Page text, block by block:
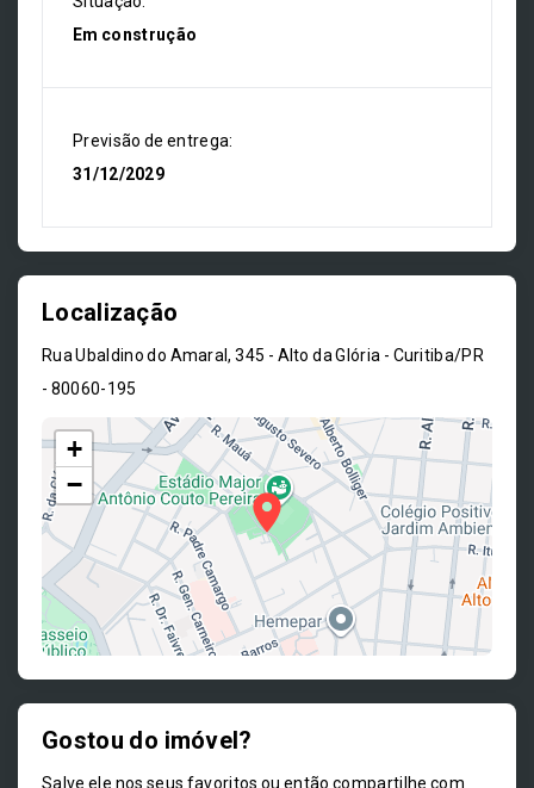
Em construção
Previsão de entrega:
31/12/2029
Localização
Rua Ubaldino do Amaral, 345 - Alto da Glória - Curitiba/PR
- 80060-195
+
−
Gostou do imóvel?
Salve ele nos seus favoritos ou então compartilhe com